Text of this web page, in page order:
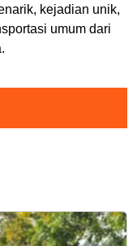
kejadian unik,
umum dari